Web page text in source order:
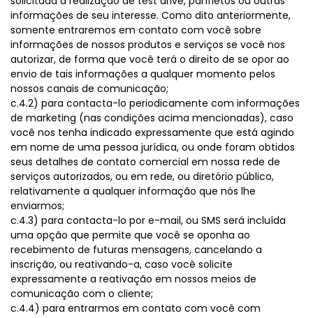
informações de seu interesse. Como dito anteriormente,
somente entraremos em contato com você sobre
informações de nossos produtos e serviços se você nos
autorizar, de forma que você terá o direito de se opor ao
envio de tais informações a qualquer momento pelos
nossos canais de comunicação;
c.4.2) para contacta-lo periodicamente com informações
de marketing (nas condições acima mencionadas), caso
você nos tenha indicado expressamente que está agindo
em nome de uma pessoa jurídica, ou onde foram obtidos
seus detalhes de contato comercial em nossa rede de
serviços autorizados, ou em rede, ou diretório público,
relativamente a qualquer informação que nós lhe
enviarmos;
c.4.3) para contacta-lo por e-mail, ou SMS será incluída
uma opção que permite que você se oponha ao
recebimento de futuras mensagens, cancelando a
inscrição, ou reativando-a, caso você solicite
expressamente a reativação em nossos meios de
comunicação com o cliente;
c.4.4) para entrarmos em contato com você com